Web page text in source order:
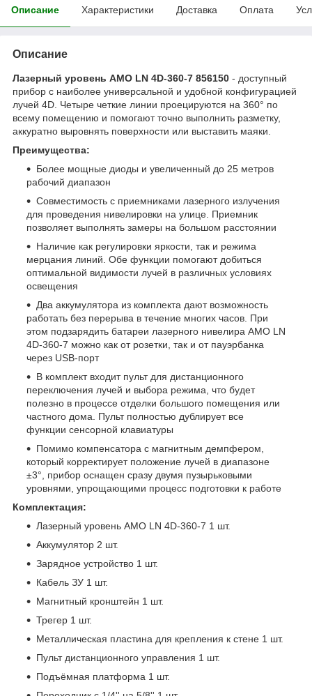
Описание Характеристики Доставка Оплата
Описание
Лазерный уровень AMO LN 4D-360-7 856150 - доступный
прибор с наиболее универсальной и удобной конфигурацией
лучей 4D. Четыре четкие линии проецируются на 360° по
всему помещению и помогают точно выполнить разметку,
аккуратно выровнять поверхности или выставить маяки.
Преимущества:
Более мощные диоды и увеличенный до 25 метров
рабочий диапазон
Совместимость с приемниками лазерного излучения
для проведения нивелировки на улице. Приемник
позволяет выполнять замеры на большом расстоянии
Наличие как регулировки яркости, так и режима
мерцания линий. Обе функции помогают добиться
оптимальной видимости лучей в различных условиях
освещения
Два аккумулятора из комплекта дают возможность
работать без перерыва в течение многих часов. При
этом подзарядить батареи лазерного нивелира AMO LN
4D-360-7 можно как от розетки, так и от пауэрбанка
через USB-порт
В комплект входит пульт для дистанционного
переключения лучей и выбора режима, что будет
полезно в процессе отделки большого помещения или
частного дома. Пульт полностью дублирует все
функции сенсорной клавиатуры
Помимо компенсатора с магнитным демпфером,
который корректирует положение лучей в диапазоне
±3°, прибор оснащен сразу двумя пузырьковыми
уровнями, упрощающими процесс подготовки к работе
Комплектация:
Лазерный уровень AMO LN 4D-360-7 1 шт.
Аккумулятор 2 шт.
Зарядное устройство 1 шт.
Кабель ЗУ 1 шт.
Магнитный кронштейн 1 шт.
Трегер 1 шт.
Металлическая пластина для крепления к стене 1 шт.
Пульт дистанционного управления 1 шт.
Подъёмная платформа 1 шт.